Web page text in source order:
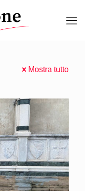
Mostra tutto